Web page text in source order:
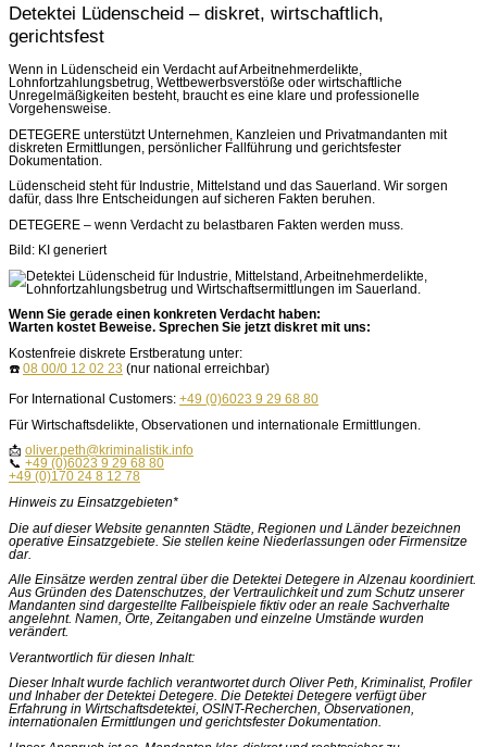
Detektei Lüdenscheid – diskret, wirtschaftlich,
gerichtsfest
Wenn in Lüdenscheid ein Verdacht auf Arbeitnehmerdelikte,
Lohnfortzahlungsbetrug, Wettbewerbsverstöße oder wirtschaftliche
Unregelmäßigkeiten besteht, braucht es eine klare und professionelle
Vorgehensweise.
DETEGERE unterstützt Unternehmen, Kanzleien und Privatmandanten mit
diskreten Ermittlungen, persönlicher Fallführung und gerichtsfester
Dokumentation.
Lüdenscheid steht für Industrie, Mittelstand und das Sauerland. Wir sorgen
dafür, dass Ihre Entscheidungen auf sicheren Fakten beruhen.
DETEGERE – wenn Verdacht zu belastbaren Fakten werden muss.
Bild: KI generiert
Wenn Sie gerade einen konkreten Verdacht haben:
Warten kostet Beweise. Sprechen Sie jetzt diskret mit uns:
Kostenfreie diskrete Erstberatung unter:
☎️ 08 00/0 12 02 23 (nur national erreichbar)
For International Customers: +49 (0)6023 9 29 68 80
Für Wirtschaftsdelikte, Observationen und internationale Ermittlungen.
📩 oliver.peth@kriminalistik.info
📞 +49 (0)6023 9 29 68 80
+49 (0)170 24 8 12 78
Hinweis zu Einsatzgebieten*
Die auf dieser Website genannten Städte, Regionen und Länder bezeichnen
operative Einsatzgebiete. Sie stellen keine Niederlassungen oder Firmensitze
dar.
Alle Einsätze werden zentral über die Detektei Detegere in Alzenau koordiniert.
Aus Gründen des Datenschutzes, der Vertraulichkeit und zum Schutz unserer
Mandanten sind dargestellte Fallbeispiele fiktiv oder an reale Sachverhalte
angelehnt. Namen, Orte, Zeitangaben und einzelne Umstände wurden
verändert.
Verantwortlich für diesen Inhalt:
Dieser Inhalt wurde fachlich verantwortet durch Oliver Peth, Kriminalist, Profiler
und Inhaber der Detektei Detegere. Die Detektei Detegere verfügt über
Erfahrung in Wirtschaftsdetektei, OSINT-Recherchen, Observationen,
internationalen Ermittlungen und gerichtsfester Dokumentation.